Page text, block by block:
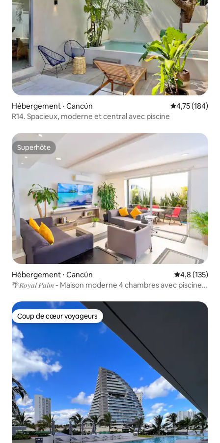
Hébergement ⋅ Cancún Évaluation
4,75 (184)
R14. Spacieux, moderne et central avec piscine
Superhôte
Superhôte
Hébergement ⋅ Cancún Évaluation
4,8 (135)
🌴𝑅𝑜𝑦𝑎𝑙 𝑃𝑎𝑙𝑚 - Maison moderne 4 chambres avec piscine
Coup de cœur voyageurs
Coup de cœur voyageurs